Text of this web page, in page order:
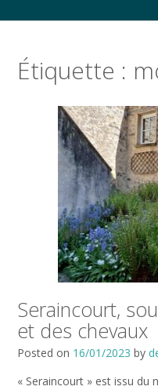
Étiquette :
Seraincourt,
et des chevaux
Posted on 16/01/2023 by
« Seraincourt » est issu du